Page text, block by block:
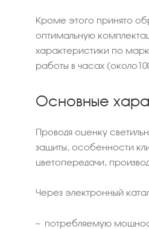
Кроме этого принято
оптимальную
характеристики по
работы в часах
Основные
Проводя оценку
защиты, особенности
цветопередачи,
Через электронный
потребляемую